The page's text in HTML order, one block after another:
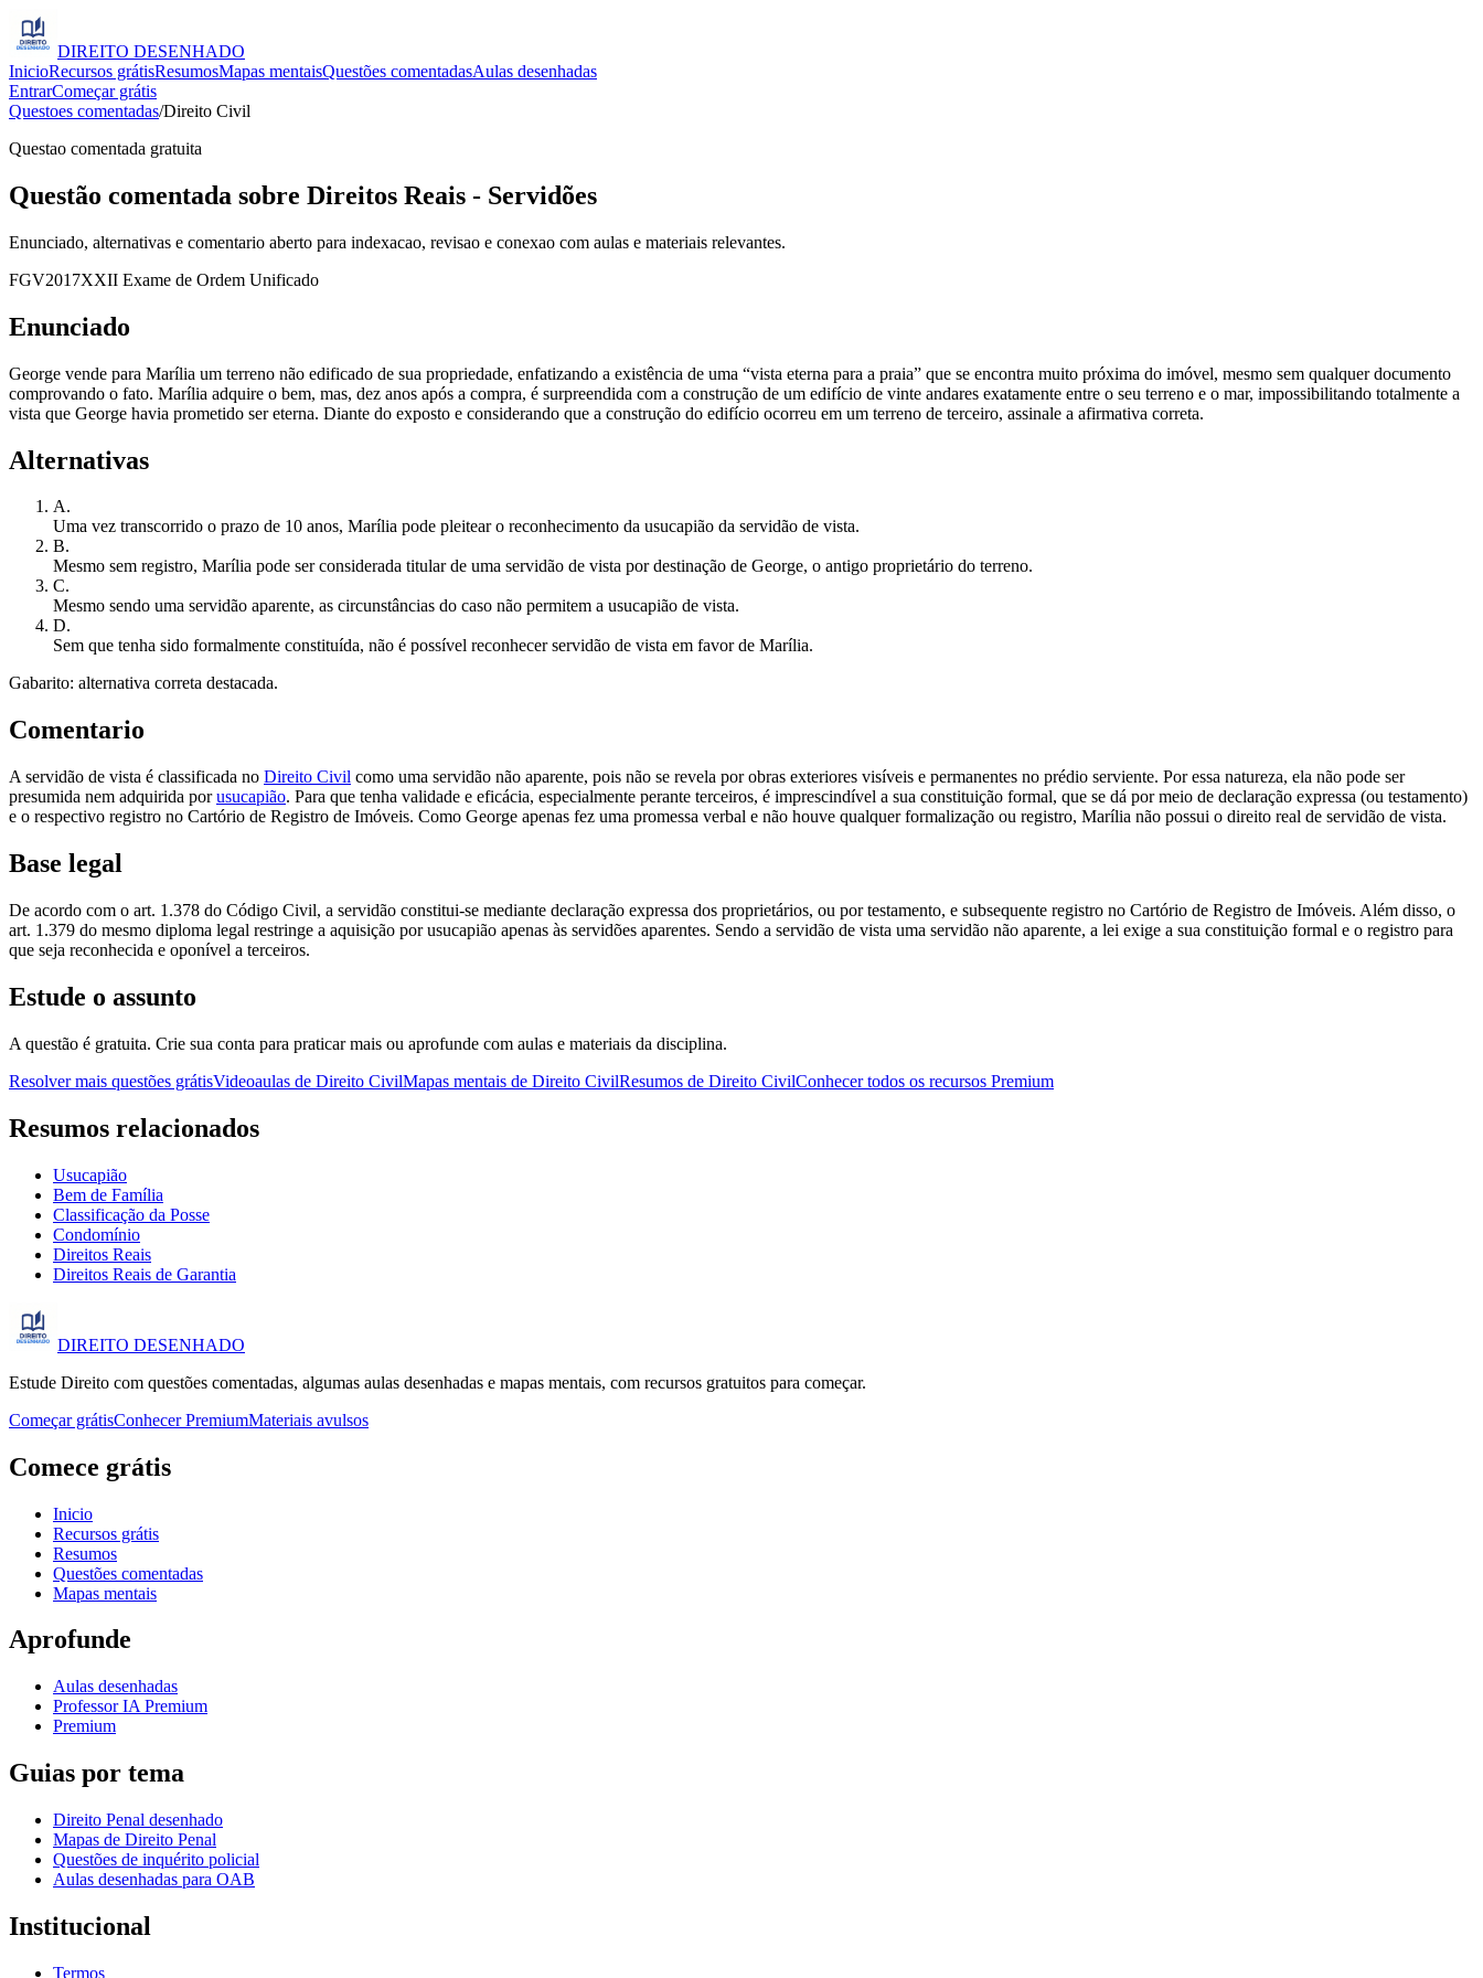
DIREITO DESENHADO
InicioRecursos grátisResumosMapas mentaisQuestões comentadasAulas desenhadas
EntrarComeçar grátis
Questoes comentadas/Direito Civil
Questao comentada gratuita
Questão comentada sobre Direitos Reais - Servidões
Enunciado, alternativas e comentario aberto para indexacao, revisao e conexao com aulas e materiais relevantes.
FGV2017XXII Exame de Ordem Unificado
Enunciado
George vende para Marília um terreno não edificado de sua propriedade, enfatizando a existência de uma “vista eterna para a praia” que se encontra muito próxima do imóvel, mesmo sem qualquer documento
comprovando o fato. Marília adquire o bem, mas, dez anos após a compra, é surpreendida com a construção de um edifício de vinte andares exatamente entre o seu terreno e o mar, impossibilitando totalmente a
vista que George havia prometido ser eterna. Diante do exposto e considerando que a construção do edifício ocorreu em um terreno de terceiro, assinale a afirmativa correta.
Alternativas
A.
Uma vez transcorrido o prazo de 10 anos, Marília pode pleitear o reconhecimento da usucapião da servidão de vista.
B.
Mesmo sem registro, Marília pode ser considerada titular de uma servidão de vista por destinação de George, o antigo proprietário do terreno.
C.
Mesmo sendo uma servidão aparente, as circunstâncias do caso não permitem a usucapião de vista.
D.
Sem que tenha sido formalmente constituída, não é possível reconhecer servidão de vista em favor de Marília.
Gabarito: alternativa correta destacada.
Comentario
A servidão de vista é classificada no Direito Civil como uma servidão não aparente, pois não se revela por obras exteriores visíveis e permanentes no prédio serviente. Por essa natureza, ela não pode ser
presumida nem adquirida porusucapião. Para que tenha validade e eficácia, especialmente perante terceiros, é imprescindível a sua constituição formal, que se dá por meio de declaração expressa (ou testamento)
e o respectivo registro no Cartório de Registro de Imóveis. Como George apenas fez uma promessa verbal e não houve qualquer formalização ou registro, Marília não possui o direito real de servidão de vista.
Base legal
De acordo com o art. 1.378 do Código Civil, a servidão constitui-se mediante declaração expressa dos proprietários, ou por testamento, e subsequente registro no Cartório de Registro de Imóveis. Além disso, o
art. 1.379 do mesmo diploma legal restringe a aquisição por usucapião apenas às servidões aparentes. Sendo a servidão de vista uma servidão não aparente, a lei exige a sua constituição formal e o registro para
que seja reconhecida e oponível a terceiros.
Estude o assunto
A questão é gratuita. Crie sua conta para praticar mais ou aprofunde com aulas e materiais da disciplina.
Resolver mais questões grátisVideoaulas de Direito CivilMapas mentais de Direito CivilResumos de Direito CivilConhecer todos os recursos Premium
Resumos relacionados
Usucapião
Bem de Família
Classificação da Posse
Condomínio
Direitos Reais
Direitos Reais de Garantia
DIREITO DESENHADO
Estude Direito com questões comentadas, algumas aulas desenhadas e mapas mentais, com recursos gratuitos para começar.
Começar grátisConhecer PremiumMateriais avulsos
Comece grátis
Inicio
Recursos grátis
Resumos
Questões comentadas
Mapas mentais
Aprofunde
Aulas desenhadas
Professor IA Premium
Premium
Guias por tema
Direito Penal desenhado
Mapas de Direito Penal
Questões de inquérito policial
Aulas desenhadas para OAB
Institucional
Termos